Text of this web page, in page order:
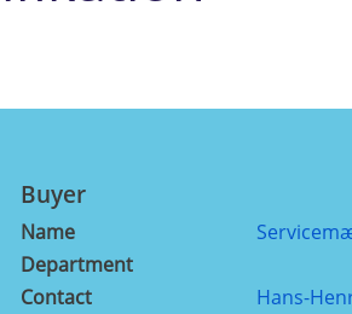
Buyer
Name
Department
Contact
Hans-